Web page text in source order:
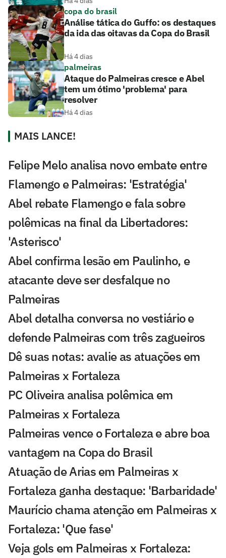
copa do brasil
Análise tática do Guffo: os destaques
da ida das oitavas da Copa do Brasil
Há 4 dias
palmeiras
Ataque do Palmeiras cresce e Abel
tem um ótimo 'problema' para
resolver
Há 4 dias
MAIS LANCE!
Felipe Melo analisa novo embate entre
Flamengo e Palmeiras: 'Estratégia'
Abel rebate Flamengo e fala sobre
polêmicas na final da Libertadores:
'Asterisco'
Abel confirma lesão em Paulinho, e
atacante deve ser desfalque no
Palmeiras
Abel detalha conversa no vestiário e
defende Palmeiras com três zagueiros
Dê suas notas: avalie as atuações em
Palmeiras x Fortaleza
PC Oliveira analisa polêmica em
Palmeiras x Fortaleza
Palmeiras vence o Fortaleza e abre boa
vantagem na Copa do Brasil
Atuação de Arias em Palmeiras x
Fortaleza ganha destaque: 'Barbaridade'
Maurício chama atenção em Palmeiras x
Fortaleza: 'Que fase'
Veja gols em Palmeiras x Fortaleza: